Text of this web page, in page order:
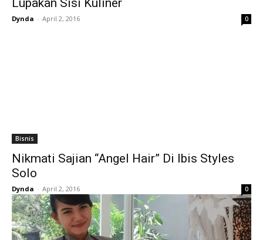
Lupakan Sisi Kuliner
Dynda - April 2, 2016 0
Bisnis
Nikmati Sajian “Angel Hair” Di Ibis Styles
Solo
Dynda - April 2, 2016 0